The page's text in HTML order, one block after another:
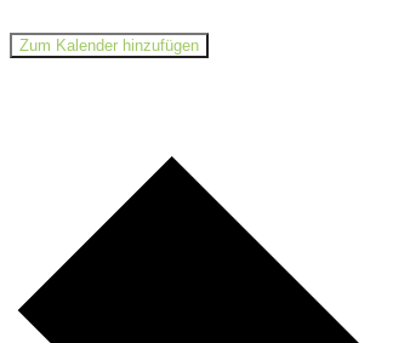
Zum Kalender hinzufügen